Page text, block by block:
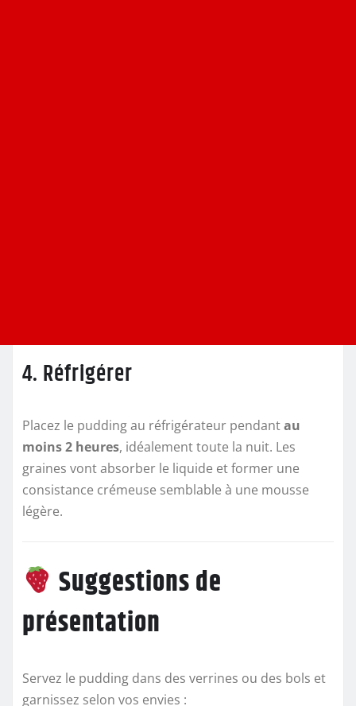
4. Réfrigérer
Placez le pudding au réfrigérateur pendantau
moins 2 heures, idéalement toute la nuit. Les
graines vont absorber le liquide et former une
consistance crémeuse semblable à une mousse
légère.
Suggestions de
présentation
Servez le pudding dans des verrines ou des bols et
garnissez selon vos envies :